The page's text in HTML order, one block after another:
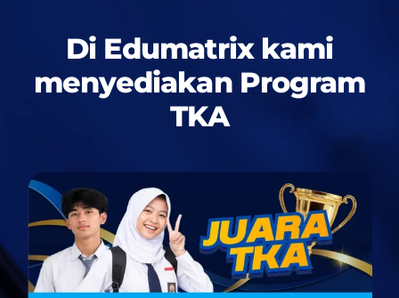
Di Edumatrix kami
menyediakan Program
TKA